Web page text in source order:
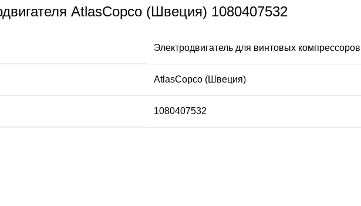
AtlasCopco (Швеция) 1080407532
Электродвигатель для винтовых компрессоров
AtlasCopco (Швеция)
1080407532